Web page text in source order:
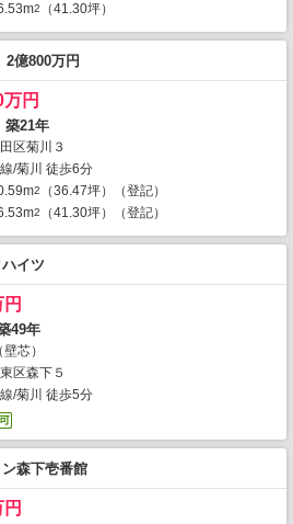
2 （41.30坪）
2億800万円
円
21年
区菊川３
/菊川 徒歩6分
2
（36.47坪）（登記）
2 （41.30坪）（登記）
イツ
49年
（壁芯）
区森下５
/菊川 徒歩5分
ン森下壱番館